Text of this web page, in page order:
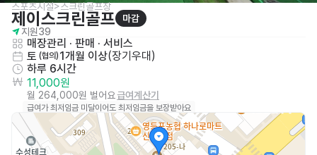
스포츠시설>스크린골프장
제이스크린골프
마감
지원39
매장관리 · 판매 · 서비스
토 (협의) 1개월 이상(장기우대 )
하루 6시간
11,000원
월 264,000원 벌어요급여계산기
급여가 최저임금 미달이어도 최저임금을 보장받아요